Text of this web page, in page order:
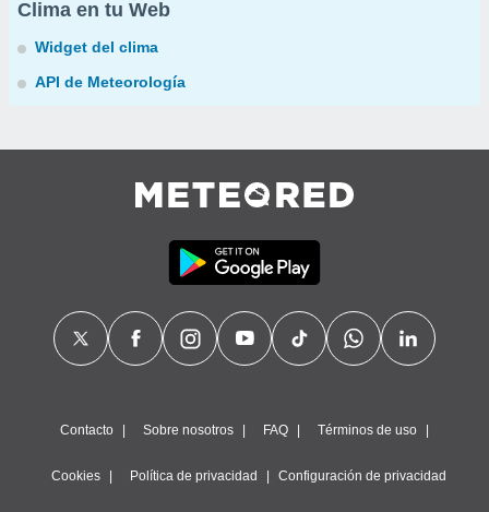
Clima en tu Web
Widget del clima
API de Meteorología
Contacto Sobre nosotros FAQ Términos de uso
Cookies Política de privacidad Configuración de privacidad